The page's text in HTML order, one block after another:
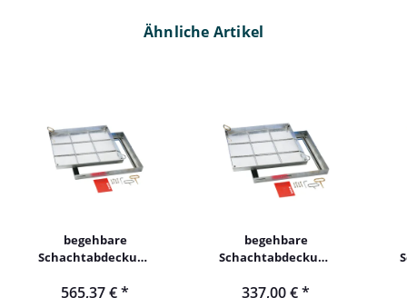
Ähnliche Artikel
begehbare
Schachtabdeckung
befliesbar
565,37 €*
begehbare
Schachtabdeckung
337,00 €*